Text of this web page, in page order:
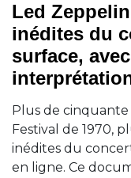
Led
inédites du
surface,
Plus de
Festival de 1970,
inédites du
en ligne. Ce